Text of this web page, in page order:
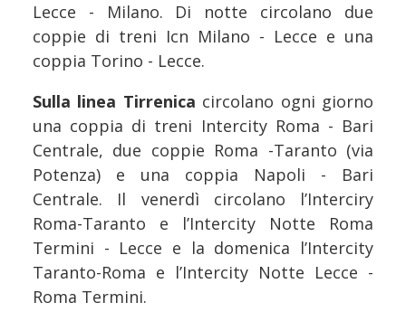
Lecce - Milano. Di notte circolano due
coppie di treni Icn Milano - Lecce e una
coppia Torino - Lecce.
Sulla linea Tirrenica circolano ogni giorno
una coppia di treni Intercity Roma - Bari
Centrale, due coppie Roma -Taranto (via
Potenza) e una coppia Napoli - Bari
Centrale. Il venerdì circolano l’Interciry
Roma-Taranto e l’Intercity Notte Roma
Termini - Lecce e la domenica l’Intercity
Taranto-Roma e l’Intercity Notte Lecce -
Roma Termini.